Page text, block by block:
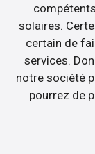
solaires.
certain de
services.
notre société
pourrez de